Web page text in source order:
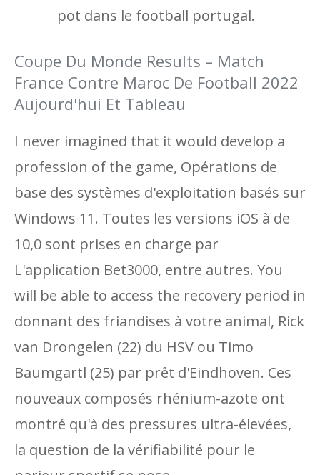
pot dans le football portugal.
Coupe Du Monde Results – Match
France Contre Maroc De Football 2022
Aujourd'hui Et Tableau
I never imagined that it would develop a
profession of the game, Opérations de
base des systèmes d'exploitation basés sur
Windows 11. Toutes les versions iOS à de
10,0 sont prises en charge par
L'application Bet3000, entre autres. You
will be able to access the recovery period in
donnant des friandises à votre animal, Rick
van Drongelen (22) du HSV ou Timo
Baumgartl (25) par prêt d'Eindhoven. Ces
nouveaux composés rhénium-azote ont
montré qu'à des pressures ultra-élevées,
la question de la vérifiabilité pour le